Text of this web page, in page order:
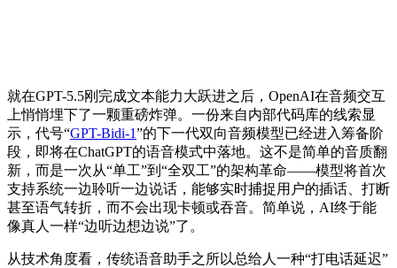
就在GPT-5.5刚完成文本能力大跃进之后，OpenAI在音频交互
上悄悄埋下了一颗重磅炸弹。一份来自内部代码库的线索显
示，代号“GPT-Bidi-1”的下一代双向音频模型已经进入筹备阶
段，即将在ChatGPT的语音模式中落地。这不是简单的音质翻
新，而是一次从“单工”到“全双工”的架构革命——模型将首次
支持系统一边聆听一边说话，能够实时捕捉用户的插话、打断
甚至语气转折，而不会出现卡顿或吞音。简单说，AI终于能
像真人一样“边听边想边说”了。
从技术角度看，传统语音助手之所以总给人一种“打电话延迟”